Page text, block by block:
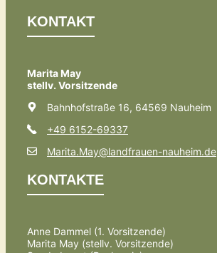
KONTAKT
Marita May
stellv. Vorsitzende
Bahnhofstraße 16, 64569 Nauheim
+49 6152-69337
Marita.May@landfrauen-nauheim.de
KONTAKTE
Anne Dammel (1. Vorsitzende)
Marita May (stellv. Vorsitzende)